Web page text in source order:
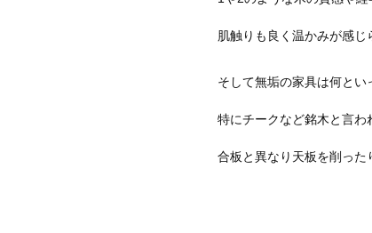
肌触りも良く温かみが感じ
そして無垢の家具は何とい
特にチークなど銘木と言わ
合板と異なり天板を削った